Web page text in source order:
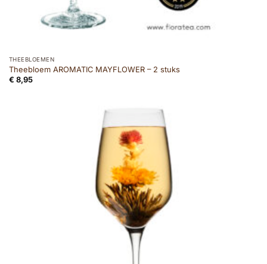
THEEBLOEMEN
Theebloem AROMATIC MAYFLOWER – 2 stuks
€ 8,95